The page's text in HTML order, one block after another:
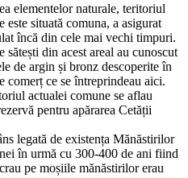
elementelor naturale, teritoriul
situată comuna, a asigurat
încă din cele mai vechi timpuri.
din acest areal au cunoscut
de argin și bronz descoperite în
comerț ce se întreprindeau aici.
actualei comune se aflau
pentru apărarea Cetății
legată de existența Mănăstirilor
în urmă cu 300-400 de ani fiind
pe moșiile mănăstirilor erau